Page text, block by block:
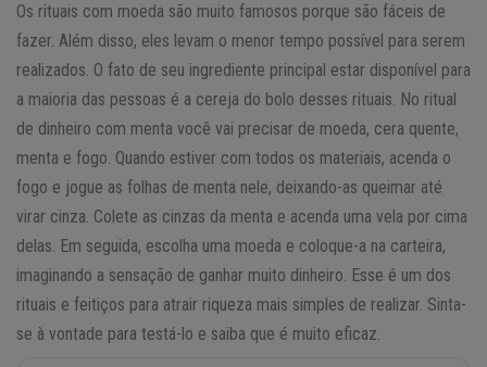
Os rituais com moeda são muito famosos porque são fáceis de
fazer. Além disso, eles levam o menor tempo possível para serem
realizados. O fato de seu ingrediente principal estar disponível para
a maioria das pessoas é a cereja do bolo desses rituais. No ritual
de dinheiro com menta você vai precisar de moeda, cera quente,
menta e fogo. Quando estiver com todos os materiais, acenda o
fogo e jogue as folhas de menta nele, deixando-as queimar até
virar cinza. Colete as cinzas da menta e acenda uma vela por cima
delas. Em seguida, escolha uma moeda e coloque-a na carteira,
imaginando a sensação de ganhar muito dinheiro. Esse é um dos
rituais e feitiços para atrair riqueza mais simples de realizar. Sinta-
se à vontade para testá-lo e saiba que é muito eficaz.